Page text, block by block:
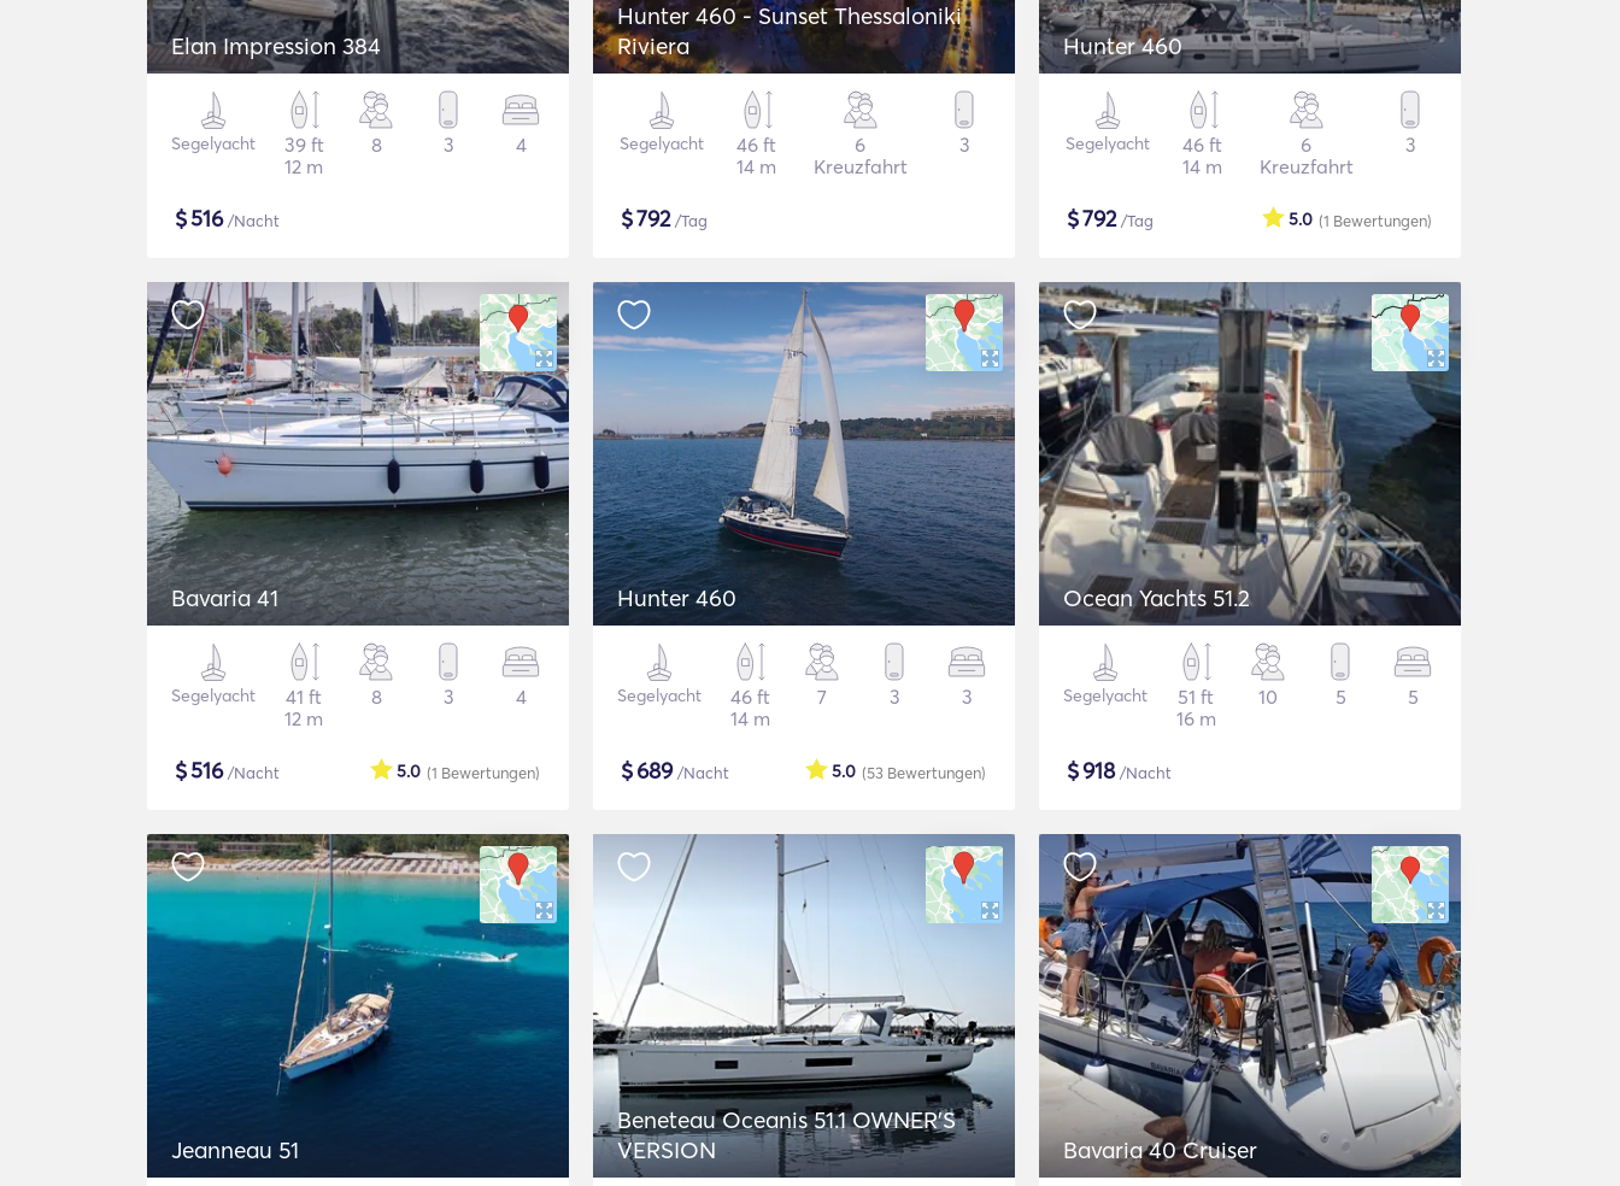
Elan Impression 384
Segelyacht
39 ft
12 m
8 3 4
$516/Nacht
Hunter 460 - Sunset Thessaloniki
Riviera
Segelyacht
46 ft
14 m
6
Kreuzfahrt
3
$792/Tag
Hunter 460
Segelyacht
46 ft
14 m
6
Kreuzfahrt
3
$792/Tag (1 Bewertungen)
5.0
Bavaria 41
Segelyacht
41 ft
12 m
8 3 4
$516/Nacht (1 Bewertungen)
5.0
Hunter 460
Segelyacht
46 ft
14 m
7 3 3
$689/Nacht (53 Bewertungen)
5.0
Ocean Yachts 51.2
Segelyacht
51 ft
16 m
10 5 5
$918/Nacht
Jeanneau 51
Beneteau Oceanis 51.1 OWNER'S
VERSION
Bavaria 40 Cruiser